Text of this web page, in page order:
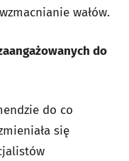
wałów.
do
do co
się